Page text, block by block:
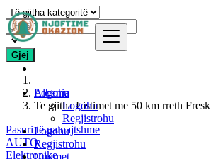
Logohu
Logohu
Regjistrohu
Logohu
Regjistrohu
Çmimet
Gjej
Albania
Te gjitha Listimet me 50 km rreth
Pasuri të paluajtshme
AUTO
Elektronike